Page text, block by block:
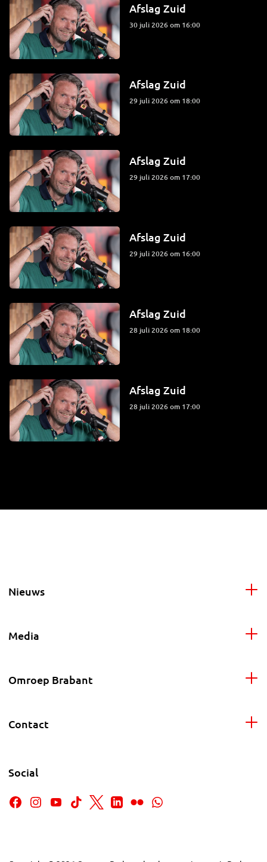
Afslag Zuid
30 juli 2026 om 16:00
Afslag Zuid
29 juli 2026 om 18:00
Afslag Zuid
29 juli 2026 om 17:00
Afslag Zuid
29 juli 2026 om 16:00
Afslag Zuid
28 juli 2026 om 18:00
Afslag Zuid
28 juli 2026 om 17:00
Nieuws
Media
Omroep Brabant
Contact
Social